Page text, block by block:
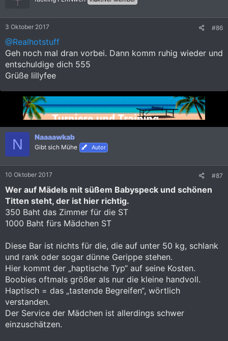
o
n
:
3 Oktober 2017 #86
@Realhotstuff
Geh noch mal dran vorbei. Dann komm ruhig wieder und
entschuldige dich 555
Grüße lillyfee
N Naaaawkab
Gibt sich Mühe Autor
10 Oktober 2017 #87
Wer auf Mädels mit süßem Babyspeck und schönen
Titten steht, der ist hier richtig.
350 Baht das Zimmer für die ST
1000 Baht fürs Mädchen ST
Diese Bar ist nichts für die, die auf unter 50 kg, schlank
und rank oder sogar dünne Gerippe stehen.
Hier kommt der „haptische Typ“ auf seine Kosten.
Boobies oftmals größer als nur die kleine handvoll.
Haptisch = das „tastende Begreifen“, wörtlich
verstanden.
Der Service der Mädchen ist allerdings schwer
einzuschätzen.